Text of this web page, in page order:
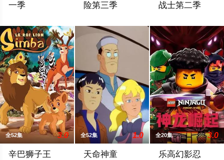
一季
险第三季
战士第二季
全52集 3.0
辛巴狮子王
全52集 1.0
天命神童
全20集 3.0
乐高幻影忍